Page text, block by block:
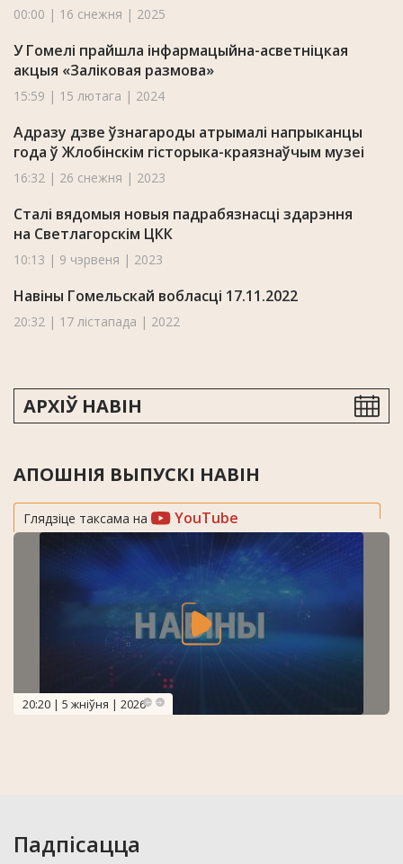
00:00 | 16 снежня | 2025
У Гомелі прайшла інфармацыйна-асветніцкая
акцыя «Заліковая размова»
15:59 | 15 лютага | 2024
Адразу дзве ўзнагароды атрымалі напрыканцы
года ў Жлобінскім гісторыка-краязнаўчым музеі
16:32 | 26 снежня | 2023
Сталі вядомыя новыя падрабязнасці здарэння
на Светлагорскім ЦКК
10:13 | 9 чэрвеня | 2023
Навіны Гомельскай вобласці 17.11.2022
20:32 | 17 лістапада | 2022
АРХІЎ НАВІН
АПОШНІЯ ВЫПУСКІ НАВІН
Глядзіце таксама на YouTube
20:20 | 5 жніўня | 2026
Падпісацца